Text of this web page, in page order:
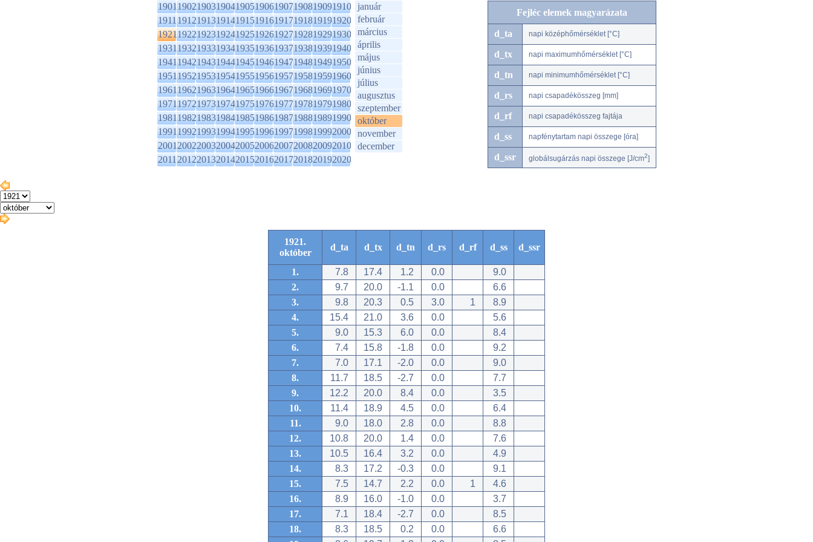
1901190219031904190519061907190819091910
1911191219131914191519161917191819191920
1921192219231924192519261927192819291930
1931193219331934193519361937193819391940
1941194219431944194519461947194819491950
1951195219531954195519561957195819591960
1961196219631964196519661967196819691970
1971197219731974197519761977197819791980
1981198219831984198519861987198819891990
1991199219931994199519961997199819992000
2001200220032004200520062007200820092010
2011201220132014201520162017201820192020
január
február
március
április
május
június
július
augusztus
szeptember
október
november
december
Fejléc elemek magyarázata
d_ta napi középhőmérséklet [°C]
d_tx napi maximumhőmérséklet [°C]
d_tn napi minimumhőmérséklet [°C]
d_rs napi csapadékösszeg [mm]
d_rf napi csapadékösszeg fajtája
d_ss napfénytartam napi összege [óra]
d_ssr globálsugárzás napi összege [J/cm2]
1921.
október
d_ta d_tx d_tn d_rs d_rf d_ss d_ssr
1. 7.8 17.4 1.2 0.0
9.0
2.
9.7 20.0 -1.1 0.0
6.6
3.
9.8 20.3 0.5 3.0 1
8.9
4.
15.4 21.0 3.6 0.0
5.6
5.
9.0 15.3 6.0 0.0
8.4
6.
7.4 15.8 -1.8 0.0
9.2
7.
7.0 17.1 -2.0 0.0
9.0
8.
11.7 18.5 -2.7 0.0
7.7
9.
12.2 20.0 8.4 0.0
3.5
10.
11.4 18.9 4.5 0.0
6.4
11.
9.0 18.0 2.8 0.0
8.8
12.
10.8 20.0 1.4 0.0
7.6
13.
10.5 16.4 3.2 0.0
4.9
14.
8.3 17.2 -0.3 0.0
9.1
15.
7.5 14.7 2.2 0.0 1
4.6
16.
8.9 16.0 -1.0 0.0
3.7
17.
7.1 18.4 -2.7 0.0
8.5
18.
8.3 18.5 0.2 0.0
6.6